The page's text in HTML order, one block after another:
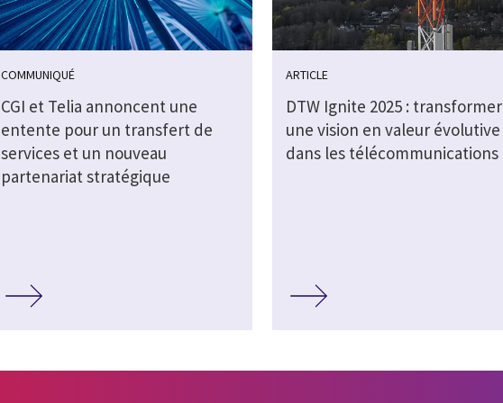
COMMUNIQUÉ
CGI et Telia annoncent une
entente pour un transfert de
services et un nouveau
partenariat stratégique
ARTICLE
DTW Ignite 2025 : transformer
une vision en valeur évolutive
dans les télécommunications